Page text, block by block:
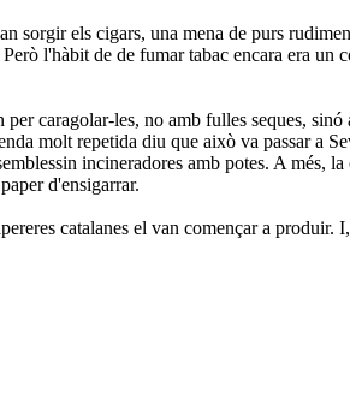
sorgir els cigars, una mena de purs
l'hàbit de de fumar tabac encara era un
caragolar-les, no amb fulles seques,
molt repetida diu que això va passar a
incineradores amb potes. A més,
d'ensigarrar.
catalanes el van començar a produir.